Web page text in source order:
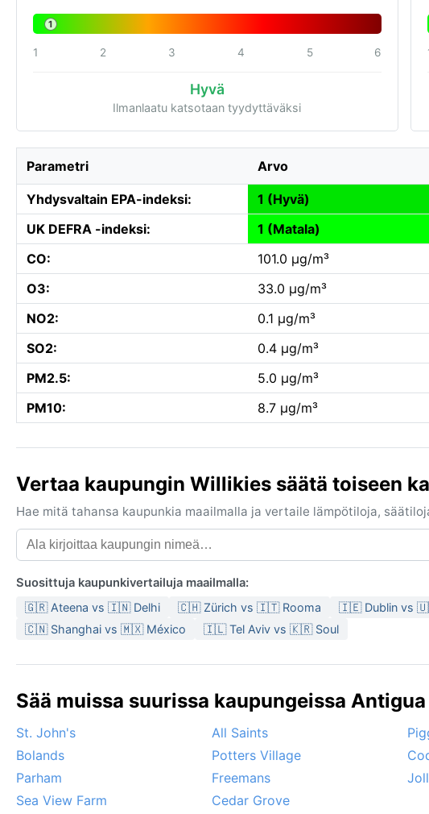
1
1 2 3 4 5 6
Hyvä
Ilmanlaatu katsotaan tyydyttäväksi
Parametri Arvo
Yhdysvaltain EPA-indeksi:
1 (Hyvä)
UK DEFRA -indeksi:
1 (Matala)
CO:
101.0 µg/m³
O3:
33.0 µg/m³
NO2:
0.1 µg/m³
SO2:
0.4 µg/m³
PM2.5:
5.0 µg/m³
PM10:
8.7 µg/m³
Vertaa kaupungin Willikies säätä toiseen
Hae mitä tahansa kaupunkia maailmalla ja vertaile lämpötiloja,
Suosittuja kaupunkivertailuja maailmalla:
🇬🇷 Ateena vs 🇮🇳 Delhi 🇨🇭 Zürich vs 🇮🇹 Rooma 🇮🇪 Dublin vs
🇨🇳 Shanghai vs 🇲🇽 México
🇮🇱 Tel Aviv vs 🇰🇷 Soul
Sää muissa suurissa kaupungeissa
St. John's All Saints
Bolands
Potters Village
Parham
Freemans
Sea View Farm
Cedar Grove